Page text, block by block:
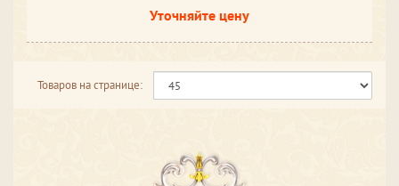
Уточняйте цену
Товаров на странице: